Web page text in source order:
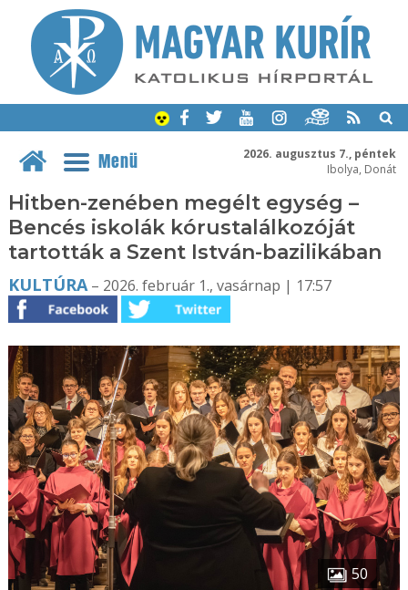
2026. augusztus 7., péntek
Ibolya, Donát
Menü
Hitben-zenében megélt egység –
Bencés iskolák kórustalálkozóját
tartották a Szent István-bazilikában
KULTÚRA– 2026. február 1., vasárnap | 17:57
50